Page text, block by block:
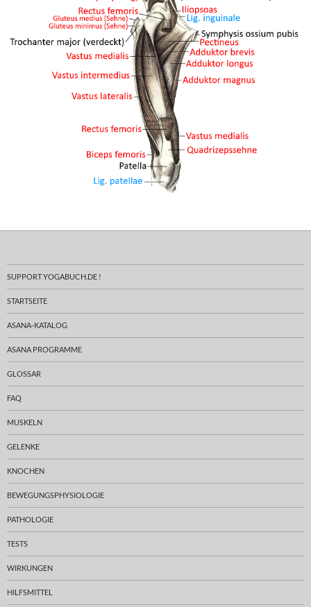
SUPPORT YOGABUCH.DE !
STARTSEITE
ASANA-KATALOG
ASANA PROGRAMME
GLOSSAR
FAQ
MUSKELN
GELENKE
KNOCHEN
BEWEGUNGSPHYSIOLOGIE
PATHOLOGIE
TESTS
WIRKUNGEN
HILFSMITTEL